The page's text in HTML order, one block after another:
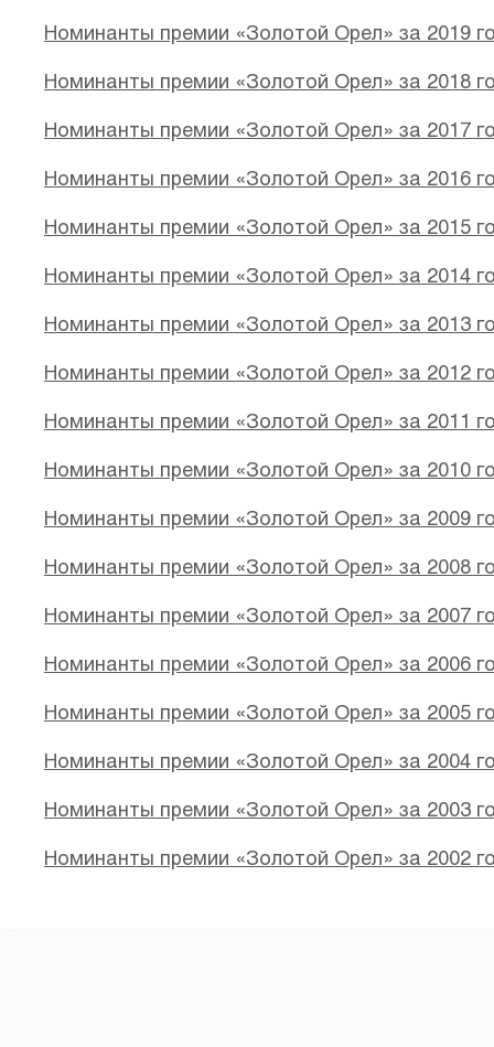
Номинанты премии «Золотой Орел» за 2019
Номинанты премии «Золотой Орел» за 2018
Номинанты премии «Золотой Орел» за 2017
Номинанты премии «Золотой Орел» за 2016
Номинанты премии «Золотой Орел» за 2015
Номинанты премии «Золотой Орел» за 2014
Номинанты премии «Золотой Орел» за 2013
Номинанты премии «Золотой Орел» за 2012
Номинанты премии «Золотой Орел» за 2011
Номинанты премии «Золотой Орел» за 2010
Номинанты премии «Золотой Орел» за 2009
Номинанты премии «Золотой Орел» за 2008
Номинанты премии «Золотой Орел» за 2007
Номинанты премии «Золотой Орел» за 2006
Номинанты премии «Золотой Орел» за 2005
Номинанты премии «Золотой Орел» за 2004
Номинанты премии «Золотой Орел» за 2003
Номинанты премии «Золотой Орел» за 2002